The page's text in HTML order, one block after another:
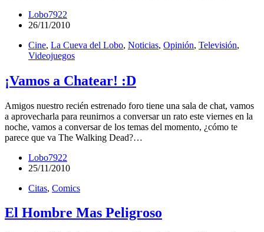
Lobo7922
26/11/2010
Cine, La Cueva del Lobo, Noticias, Opinión, Televisión,
Videojuegos
¡Vamos a Chatear! :D
Amigos nuestro recién estrenado foro tiene una sala de chat, vamos
a aprovecharla para reunirnos a conversar un rato este viernes en la
noche, vamos a conversar de los temas del momento, ¿cómo te
parece que va The Walking Dead?…
Lobo7922
25/11/2010
Citas, Comics
El Hombre Mas Peligroso